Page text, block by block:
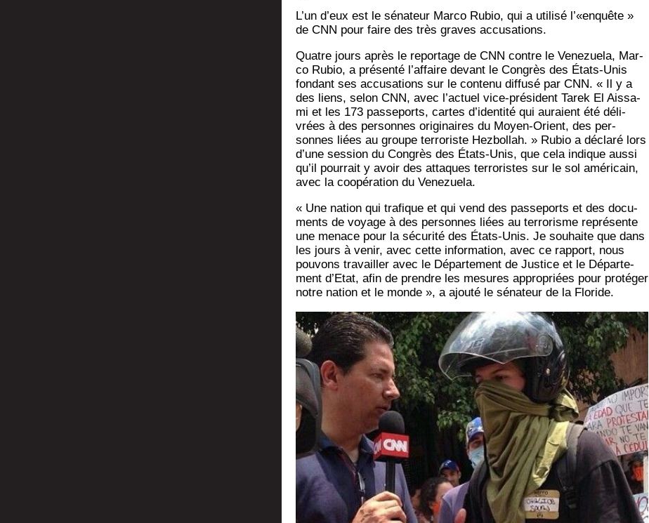
L’un d’eux est le séna­teur Mar­co Rubio, qui a uti­li­sé l’«enquête »
de CNN pour faire des très graves accusations.
Quatre jours après le repor­tage de CNN contre le Vene­zue­la, Mar­
co Rubio, a pré­sen­té l’af­faire devant le Congrès des États-Unis
fon­dant ses accu­sa­tions sur le conte­nu dif­fu­sé par CNN. « Il y a
des liens, selon CNN, avec l’ac­tuel vice-pré­sident Tarek El Ais­sa­
mi et les 173 pas­se­ports, cartes d’i­den­ti­té qui auraient été déli­
vrées à des per­sonnes ori­gi­naires du Moyen-Orient, des per­
sonnes liées au groupe ter­ro­riste Hez­bol­lah. » Rubio a décla­ré lors
d’une ses­sion du Congrès des États-Unis, que cela indique aus­si
qu’il pour­rait y avoir des attaques ter­ro­ristes sur le sol amé­ri­cain,
avec la coopé­ra­tion du Venezuela.
« Une nation qui tra­fique et qui vend des pas­se­ports et des docu­
ments de voyage à des per­sonnes liées au ter­ro­risme repré­sente
une menace pour la sécu­ri­té des États-Unis. Je sou­haite que dans
les jours à venir, avec cette infor­ma­tion, avec ce rap­port, nous
pou­vons tra­vailler avec le Dépar­te­ment de Jus­tice et le Dépar­te­
ment d’E­tat, afin de prendre les mesures appro­priées pour pro­té­ger
notre nation et le monde », a ajou­té le séna­teur de la Floride.